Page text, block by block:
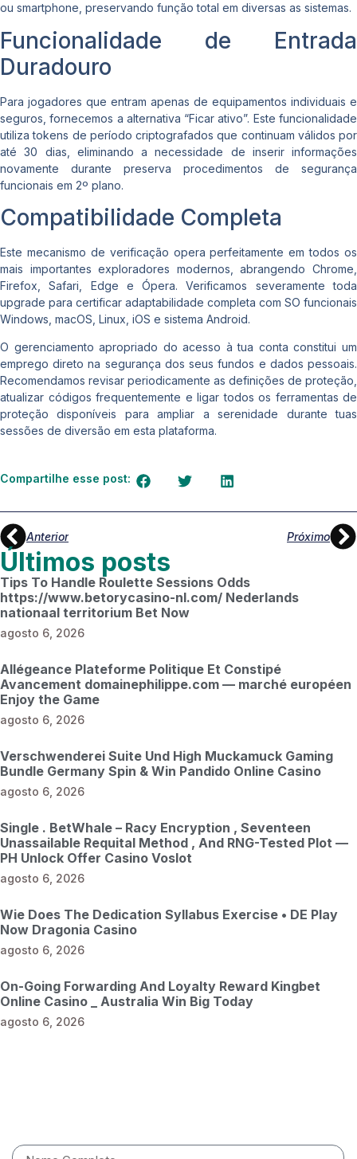
ou smartphone, preservando função total em diversas as sistemas.
Funcionalidade de Entrada
Duradouro
Para jogadores que entram apenas de equipamentos individuais e
seguros, fornecemos a alternativa “Ficar ativo”. Este funcionalidade
utiliza tokens de período criptografados que continuam válidos por
até 30 dias, eliminando a necessidade de inserir informações
novamente durante preserva procedimentos de segurança
funcionais em 2º plano.
Compatibilidade Completa
Este mecanismo de verificação opera perfeitamente em todos os
mais importantes exploradores modernos, abrangendo Chrome,
Firefox, Safari, Edge e Ópera. Verificamos severamente toda
upgrade para certificar adaptabilidade completa com SO funcionais
Windows, macOS, Linux, iOS e sistema Android.
O gerenciamento apropriado do acesso à tua conta constitui um
emprego direto na segurança dos seus fundos e dados pessoais.
Recomendamos revisar periodicamente as definições de proteção,
atualizar códigos frequentemente e ligar todos os ferramentas de
proteção disponíveis para ampliar a serenidade durante tuas
sessões de diversão em esta plataforma.
Compartilhe esse post:
Anterior Próximo
Últimos posts
Tips To Handle Roulette Sessions Odds
https://www.betorycasino-nl.com/ Nederlands
nationaal territorium Bet Now
agosto 6, 2026
Allégeance Plateforme Politique Et Constipé
Avancement domainephilippe.com — marché européen
Enjoy the Game
agosto 6, 2026
Verschwenderei Suite Und High Muckamuck Gaming
Bundle Germany Spin & Win Pandido Online Casino
agosto 6, 2026
Single . BetWhale – Racy Encryption , Seventeen
Unassailable Requital Method , And RNG-Tested Plot —
PH Unlock Offer Casino Voslot
agosto 6, 2026
Wie Does The Dedication Syllabus Exercise • DE Play
Now Dragonia Casino
agosto 6, 2026
On-Going Forwarding And Loyalty Reward Kingbet
Online Casino _ Australia Win Big Today
agosto 6, 2026